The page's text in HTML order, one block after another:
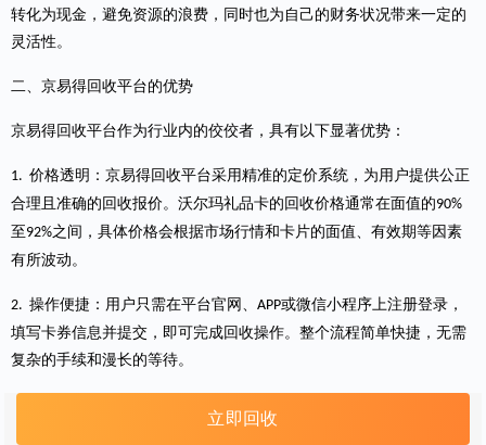
转化为现金，避免资源的浪费，同时也为自己的财务状况带来一定的
灵活性。
二、京易得回收平台的优势
京易得回收平台作为行业内的佼佼者，具有以下显著优势：
1.价格透明：京易得回收平台采用精准的定价系统，为用户提供公正
合理且准确的回收报价。沃尔玛礼品卡的回收价格通常在面值的90%
至 92%之间，具体价格会根据市场行情和卡片的面值、有效期等因素
有所波动。
2.操作便捷：用户只需在平台官网 、APP或微信小程序上注册登录，
填写卡券信息并提交，即可完成回收操作。整个流程简单快捷，无需
复杂的手续和漫长的等待。
立即回收